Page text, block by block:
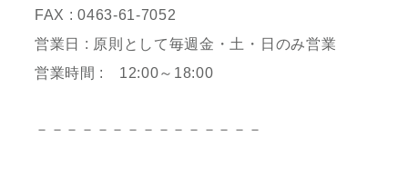
FAX : 0463-61-7052
営業日 : 原則として毎週金・土・日のみ営業
営業時間 : 12:00～18:00
－－－－－－－－－－－－－－－